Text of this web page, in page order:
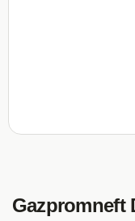
Gazpromneft